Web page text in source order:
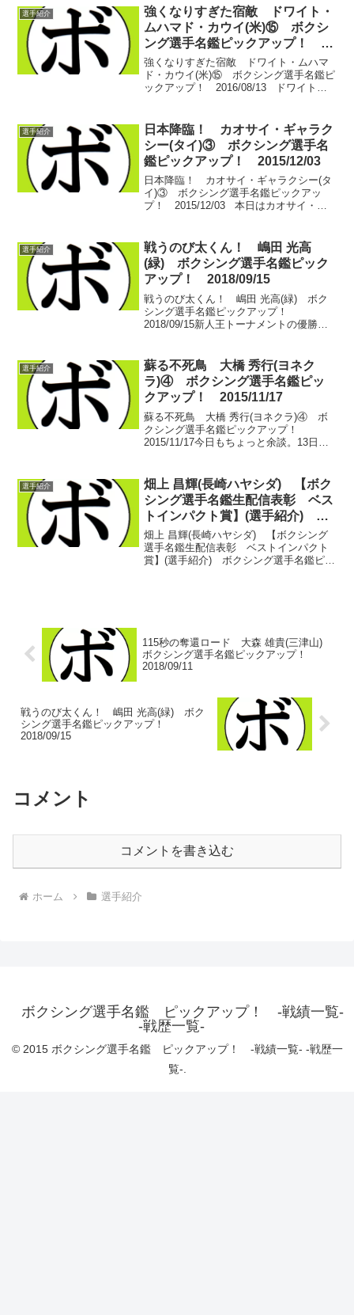
治」がスーパーウェルター級の日本王座
とOPBF王...
選手紹介
強くなりすぎた宿敵 ドワイト・
ムハマド・カウイ(米)⑮ ボクシ
ング選手名鑑ピックアップ！
2016/08/13
強くなりすぎた宿敵 ドワイト・ムハマ
ド・カウイ(米)⑮ ボクシング選手名鑑ピ
ックアップ！ 2016/08/13 ドワイト・
呼ぶ判定負けを喫し、リー・ロ...
選手紹介
日本降臨！ カオサイ・ギャラク
シー(タイ)③ ボクシング選手名
鑑ピックアップ！ 2015/12/03
日本降臨！ カオサイ・ギャラクシー(タ
イ)③ ボクシング選手名鑑ピックアッ
プ！ 2015/12/03 本日はカオサイ・ギ
らです。 相手は松村 謙二(JA加古川...
選手紹介
戦うのび太くん！ 嶋田 光高
(緑) ボクシング選手名鑑ピック
アップ！ 2018/09/15
戦うのび太くん！ 嶋田 光高(緑) ボク
シング選手名鑑ピックアップ！
2018/09/15新人王トーナメントの優勝予
毎年予想を覆される。これまでの戦いぶ
りと、トーナメン...
選手紹介
蘇る不死鳥 大橋 秀行(ヨネク
ラ)④ ボクシング選手名鑑ピッ
クアップ！ 2015/11/17
蘇る不死鳥 大橋 秀行(ヨネクラ)④ ボ
クシング選手名鑑ピックアップ！
2015/11/17今日もちょっと余談。13日に
対戦相手が怪我で急きょ変更。ウェート
契約が8...
選手紹介
畑上 昌輝(長崎ハヤシダ) 【ボク
シング選手名鑑生配信表彰 ベス
トインパクト賞】(選手紹介) ボ
クシング選手名鑑ピックアッ
プ！ 2022/03/07
畑上 昌輝(長崎ハヤシダ) 【ボクシング
選手名鑑生配信表彰 ベストインパクト
賞】(選手紹介) ボクシング選手名鑑ピッ
115秒の奪還ロード 大森 雄貴(三津山)
ボクシング選手名鑑ピックアップ！
2018/09/11
戦うのび太くん！ 嶋田 光高(緑) ボク
シング選手名鑑ピックアップ！
2018/09/15
コメント
コメントを書き込む
ホーム 選手紹介
ボクシング選手名鑑 ピックアップ！ -戦績一覧-
-戦歴一覧-
© 2015 ボクシング選手名鑑 ピックアップ！ -戦績一覧- -戦歴一
覧-.